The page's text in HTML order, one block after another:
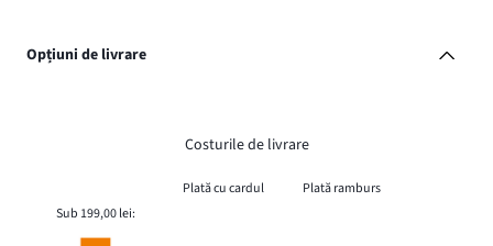
Opțiuni de livrare
Costurile de livrare
Plată cu cardul
Plată ramburs
Sub 199,00 lei: